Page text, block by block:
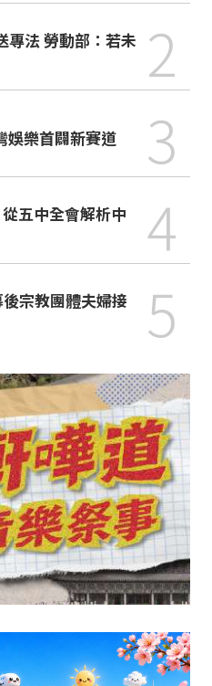
法 勞動部：若未 2
娛樂首闢新賽道 3
4
宗教團體夫婦接
5